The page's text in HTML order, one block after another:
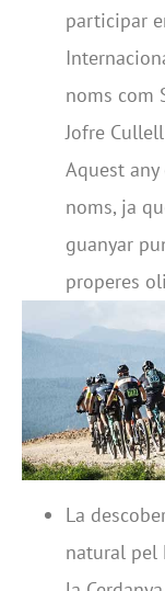
participar
noms com
Jofre
Aquest
noms, ja
guanyar
properes
La
natural pel